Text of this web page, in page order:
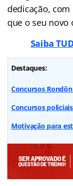
dedicação,
que o seu novo
Saiba
Destaques:
Concursos
Concursos
Motivação para